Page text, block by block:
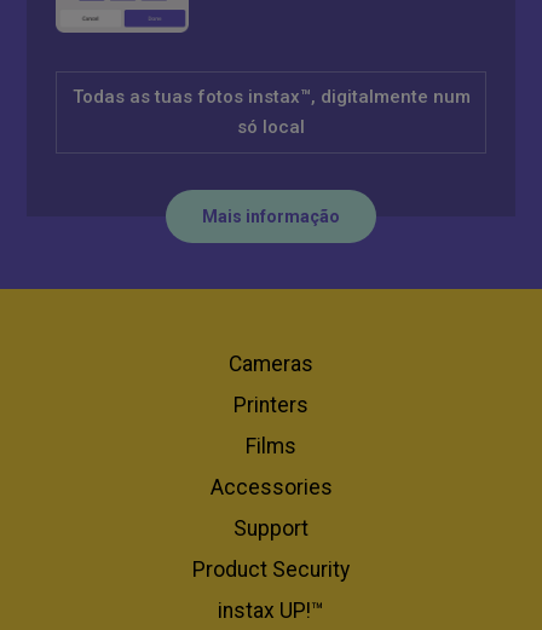
Todas as tuas fotos instax™, digitalmente num
só local
Mais informação
Cameras
Printers
Films
Accessories
Support
Product Security
instax UP!™